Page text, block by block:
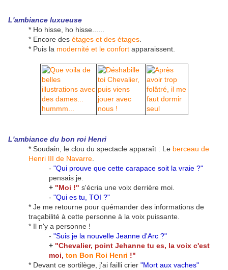
L'ambiance luxueuse
* Ho hisse, ho hisse......
* Encore des étages et des étages
* Puis la modernité et le confort apparaissent.
L'ambiance du bon roi Henri
* Soudain, le clou du spectacle apparaît : Le berceau de
Henri III de Navarre
- "Qui prouve que cette carapace soit la vraie ?"
pensais je.
+ "Moi !" s'écria une voix derrière moi.
- "Qui es tu, TOI ?"
* Je me retourne pour quémander des informations de
traçabilité à cette personne à la voix puissante.
* Il n'y a personne !
- "Suis je la nouvelle Jeanne d'Arc ?"
+ "Chevalier, point Jehanne tu es, la voix c'est
moi, ton Bon Roi Henri !"
* Devant ce sortilège, j'ai failli crier "Mort aux vaches"